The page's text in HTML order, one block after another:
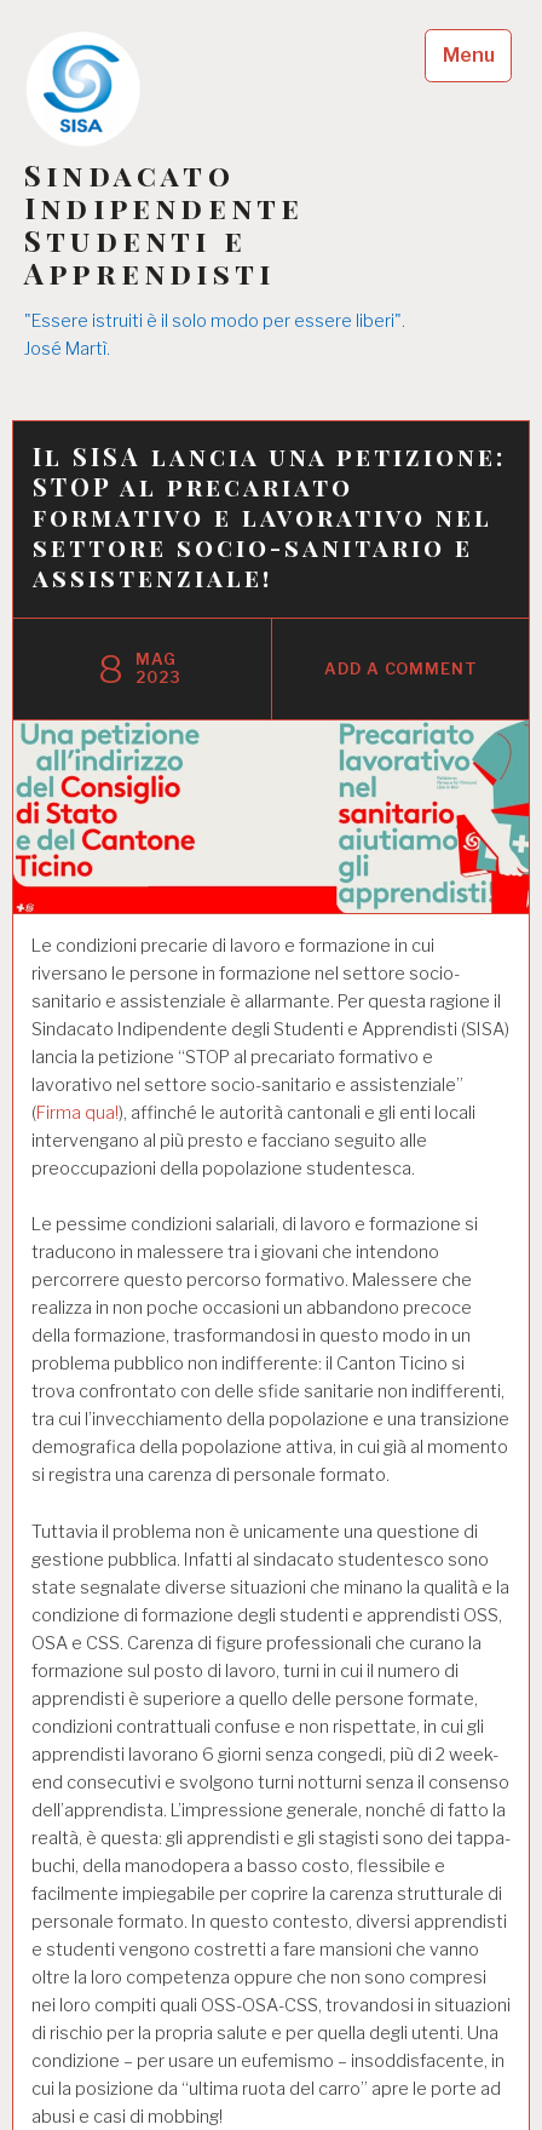
content
Sindacato
Indipendente
Studenti e
Apprendisti
"Essere istruiti è il solo modo per essere liberi".
José Martì.
Menu
Il SISA lancia una petizione:
STOP al precariato
formativo e lavorativo nel
settore socio-sanitario e
assistenziale!
8
MAG
2023
ADD A COMMENT
Le condizioni precarie di lavoro e formazione in cui
riversano le persone in formazione nel settore socio-
sanitario e assistenziale è allarmante. Per questa ragione il
Sindacato Indipendente degli Studenti e Apprendisti (SISA)
lancia la petizione “STOP al precariato formativo e
lavorativo nel settore socio-sanitario e assistenziale”
(Firma qua!), affinché le autorità cantonali e gli enti locali
intervengano al più presto e facciano seguito alle
preoccupazioni della popolazione studentesca.
Le pessime condizioni salariali, di lavoro e formazione si
traducono in malessere tra i giovani che intendono
percorrere questo percorso formativo. Malessere che
realizza in non poche occasioni un abbandono precoce
della formazione, trasformandosi in questo modo in un
problema pubblico non indifferente: il Canton Ticino si
trova confrontato con delle sfide sanitarie non indifferenti,
tra cui l’invecchiamento della popolazione e una transizione
demografica della popolazione attiva, in cui già al momento
si registra una carenza di personale formato.
Tuttavia il problema non è unicamente una questione di
gestione pubblica. Infatti al sindacato studentesco sono
state segnalate diverse situazioni che minano la qualità e la
condizione di formazione degli studenti e apprendisti OSS,
OSA e CSS. Carenza di figure professionali che curano la
formazione sul posto di lavoro, turni in cui il numero di
apprendisti è superiore a quello delle persone formate,
condizioni contrattuali confuse e non rispettate, in cui gli
apprendisti lavorano 6 giorni senza congedi, più di 2 week-
end consecutivi e svolgono turni notturni senza il consenso
dell’apprendista. L’impressione generale, nonché di fatto la
realtà, è questa: gli apprendisti e gli stagisti sono dei tappa-
buchi, della manodopera a basso costo, flessibile e
facilmente impiegabile per coprire la carenza strutturale di
personale formato. In questo contesto, diversi apprendisti
e studenti vengono costretti a fare mansioni che vanno
oltre la loro competenza oppure che non sono compresi
nei loro compiti quali OSS-OSA-CSS, trovandosi in situazioni
di rischio per la propria salute e per quella degli utenti. Una
condizione – per usare un eufemismo – insoddisfacente, in
cui la posizione da “ultima ruota del carro” apre le porte ad
abusi e casi di mobbing!